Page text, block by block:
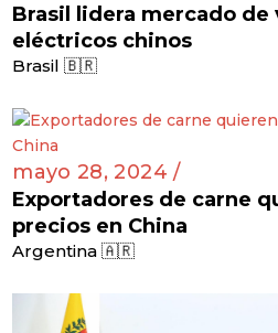
Brasil lidera mercado de
eléctricos chinos
Brasil 🇧🇷
mayo 28, 2024 /
Exportadores de carne
precios en China
Argentina 🇦🇷